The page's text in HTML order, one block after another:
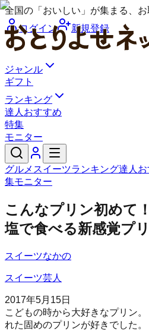
全国の「おいしい」が集まる、
ログイン
新規登録
ジャンル
ギフト
ランキング
達人おすすめ
特集
モニター
グルメ スイーツランキング達人
集モニター
こんなプリン初めて
塩で食べる新感覚プ
スイーツなかの
スイーツ芸人
2017年5月15日
こどもの時から大好きなプリン
れた固めのプリンが好きでした